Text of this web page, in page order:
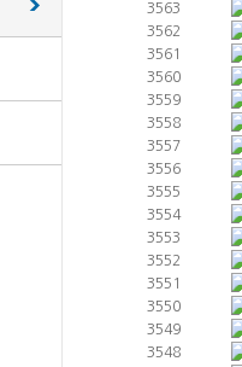
3563
3562
3561
3560
3559
3558
3557
3556
3555
3554
3553
3552
3551
3550
3549
3548